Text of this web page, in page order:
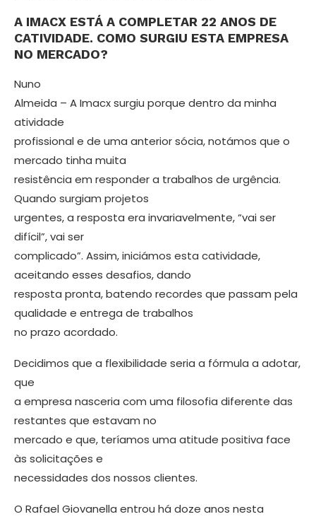
A IMACX ESTÁ A COMPLETAR 22 ANOS DE
CATIVIDADE. COMO SURGIU ESTA EMPRESA
NO MERCADO?
Nuno
Almeida – A Imacx surgiu porque dentro da minha
atividade
profissional e de uma anterior sócia, notámos que o
mercado tinha muita
resistência em res­ponder a trabalhos de urgência.
Quando surgiam projetos
urgentes, a resposta era invariavelmente, “vai ser
difícil”, vai ser
complicado”. Assim, iniciámos esta catividade,
aceitando esses desafios, dando
resposta pronta, batendo recordes que passam pela
qualidade e entrega de tra­balhos
no prazo acordado.
Decidimos que a flexibilidade seria a fórmula a adotar,
que
a empresa nasce­ria com uma filosofia diferente das
res­tantes que estavam no
mercado e que, teríamos uma atitude positiva face
às solicitações e
necessidades dos nossos clientes.
O Rafael Giovanella entrou há doze anos nesta